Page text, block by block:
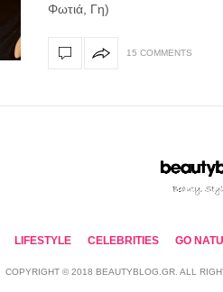
Φωτιά, Γη)
15 COMMENTS
LIFESTYLE CELEBRITIES GO
COPYRIGHT © 2018 BEAUTYBLOG.GR. ALL